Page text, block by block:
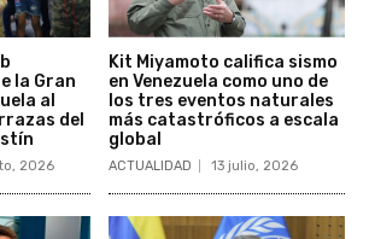
la Gran
al
del
2026
Kit Miyamoto califica sismo
en Venezuela como uno de
los tres eventos naturales
más catastróficos a escala
global
ACTUALIDAD 13 julio, 2026